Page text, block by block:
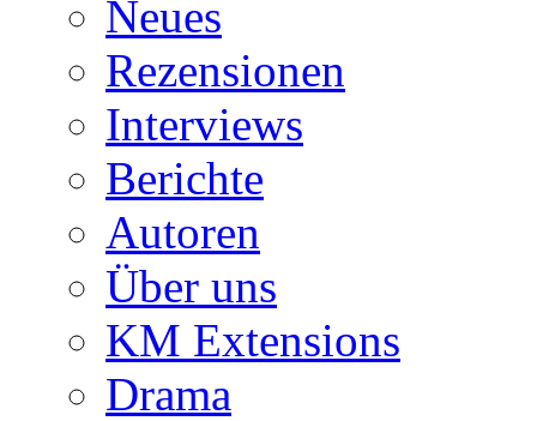
Neues
Rezensionen
Interviews
Berichte
Autoren
Über uns
KM Extensions
Drama